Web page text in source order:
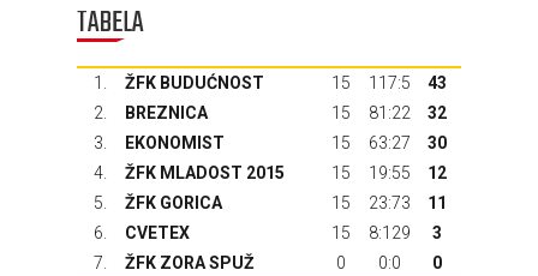
TABELA
1. ŽFK BUDUĆNOST 15 117:5
43
2.
BREZNICA 15 81:22
32
3.
EKONOMIST 15 63:27
30
4.
ŽFK MLADOST 2015 15 19:55
12
5.
ŽFK GORICA 15 23:73
11
6.
CVETEX 15 8:129
3
7.
ŽFK ZORA SPUŽ 0 0:0 0